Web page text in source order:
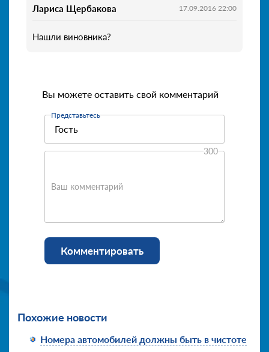
Лариса Щербакова 17.09.2016 22:00
Нашли виновника?
Вы можете оставить свой комментарий
Представьтесь
Ваш комментарий
300
Комментировать
Похожие новости
Номера автомобилей должны быть в чистоте